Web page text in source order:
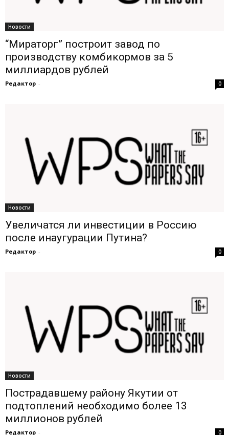
Новости
“Мираторг” построит завод по
производству комбикормов за 5
миллиардов рублей
Редактор - 0
Новости
Увеличатся ли инвестиции в Россию
после инаугурации Путина?
Редактор - 0
Новости
Пострадавшему району Якутии от
подтоплений необходимо более 13
миллионов рублей
Редактор - 0